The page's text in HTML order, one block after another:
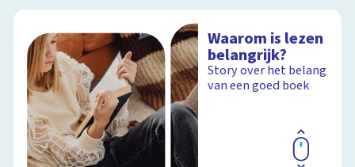
Waarom is lezen
belangrijk?
Story over het belang
van een goed boek